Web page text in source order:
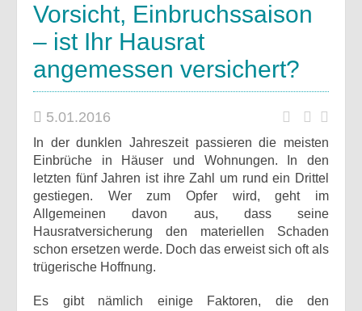
Vorsicht, Einbruchssaison
– ist Ihr Hausrat
angemessen versichert?
5.01.2016
In der dunklen Jahreszeit passieren die meisten
Einbrüche in Häuser und Wohnungen. In den
letzten fünf Jahren ist ihre Zahl um rund ein Drittel
gestiegen. Wer zum Opfer wird, geht im
Allgemeinen davon aus, dass seine
Hausratversicherung den materiellen Schaden
schon ersetzen werde. Doch das erweist sich oft als
trügerische Hoffnung.
Es gibt nämlich einige Faktoren, die den